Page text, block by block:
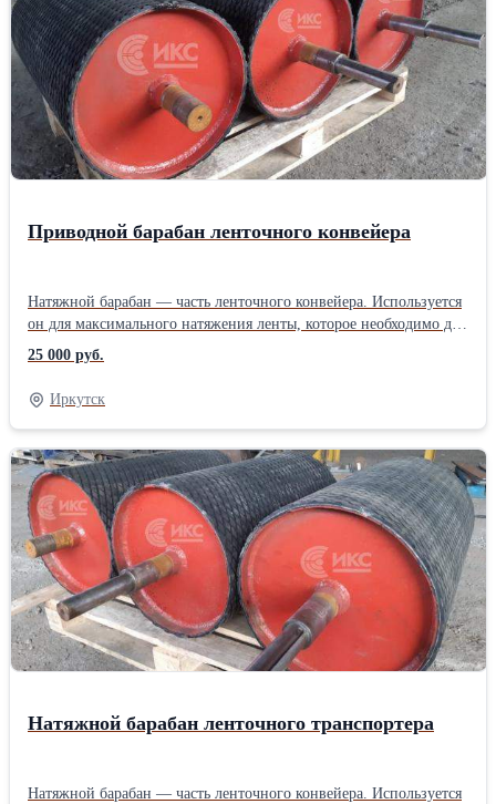
Приводной барабан ленточного конвейера
Натяжной барабан — часть ленточного конвейера. Используется
он для максимального натяжения ленты, которое необходимо для
передачи тяги, чтобы привести ленту в движение.Также
натяжной барабан не позволяет провисать ленте между
роликоопорами. Монтируется устройство на противоположной
стороне от приводного барабана. Наше предприятие изготовит
для Вас натяжные, приводные барабаны. У нас работают
грамотные специалисты, которые с радостью спроектируют вам
нужное изделие, гарантируем изготовление в кротачайшие
сроки (в зависимости от загруженности цеха). Звоните!!!
Производитель: Собственное производство Тип: Барабан для
конвейера
25 000 руб.
Иркутск
Натяжной барабан ленточного транспортера
Натяжной барабан — часть ленточного конвейера. Используется